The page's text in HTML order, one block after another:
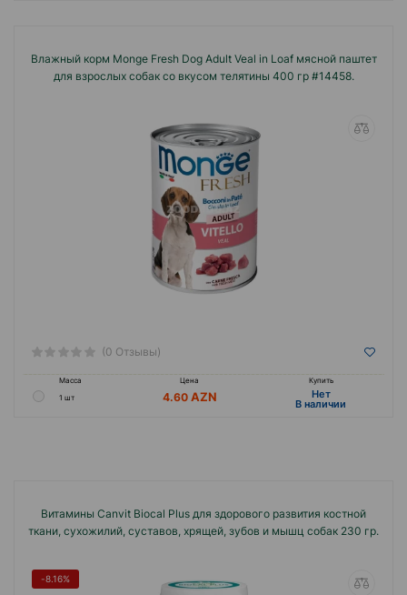
Влажный корм Monge Fresh Dog Adult Veal in Loaf мясной паштет
для взрослых собак со вкусом телятины 400 гр #14458.
(0 Отзывы)
Масса Цена
Купить
1 шт
4.60 Hет
B наличии
Витамины Canvit Biocal Plus для здорового развития костной
ткани, сухожилий, суставов, хрящей, зубов и мышц собак 230 гр.
-8.16%